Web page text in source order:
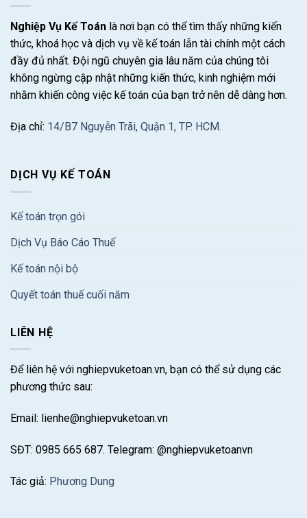
Nghiệp Vụ Kế Toán là nơi bạn có thể tìm thấy những kiến
thức, khoá học và dịch vụ về kế toán lẫn tài chính một cách
đầy đủ nhất. Đội ngũ chuyên gia lâu năm của chúng tôi
không ngừng cập nhật những kiến thức, kinh nghiệm mới
nhằm khiến công việc kế toán của bạn trở nên dễ dàng hơn.
Địa chỉ: 14/B7 Nguyễn Trãi, Quận 1, TP. HCM.
DỊCH VỤ KẾ TOÁN
Kế toán trọn gói
Dịch Vụ Báo Cáo Thuế
Kế toán nội bộ
Quyết toán thuế cuối năm
LIÊN HỆ
Để liên hệ với nghiepvuketoan.vn, bạn có thể sử dụng các
phương thức sau:
Email: lienhe@nghiepvuketoan.vn
SĐT: 0985 665 687. Telegram: @nghiepvuketoanvn
Tác giả: Phương Dung